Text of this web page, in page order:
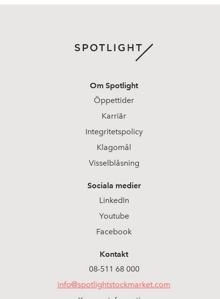
Om Spotlight
Öppettider
Karriär
Integritetspolicy
Klagomål
Visselblåsning
Sociala medier
LinkedIn
Youtube
Facebook
Kontakt
08-511 68 000
info@spotlightstockmarket.com